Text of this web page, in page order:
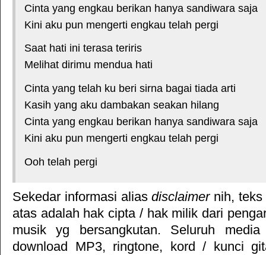
Cinta yang engkau berikan hanya sandiwara saja
Kini aku pun mengerti engkau telah pergi
Saat hati ini terasa teriris
Melihat dirimu mendua hati
Cinta yang telah ku beri sirna bagai tiada arti
Kasih yang aku dambakan seakan hilang
Cinta yang engkau berikan hanya sandiwara saja
Kini aku pun mengerti engkau telah pergi
Ooh telah pergi
Sekedar informasi aliasdisclaimernih, teks
atas adalah hak cipta / hak milik dari
musik yg bersangkutan. Seluruh
download MP3, ringtone, kord / kunci